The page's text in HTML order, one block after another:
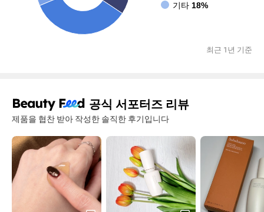
기타 18%
최근 1년 기준
공식 서포터즈 리뷰
제품을 협찬 받아 작성한 솔직한 후기입니다